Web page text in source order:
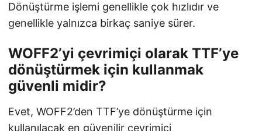
Dönüştürme işlemi genellikle çok hızlıdır ve
genellikle yalnızca birkaç saniye sürer.
WOFF2’yi çevrimiçi olarak TTF’ye
dönüştürmek için kullanmak
güvenli midir?
Evet, WOFF2’den TTF’ye dönüştürme için
kullanılacak en güvenilir çevrimiçi